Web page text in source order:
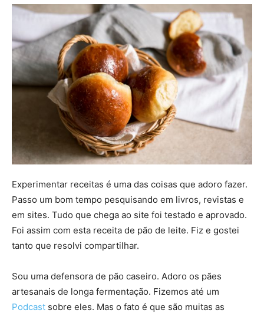
Experimentar receitas é uma das coisas que adoro fazer.
Passo um bom tempo pesquisando em livros, revistas e
em sites. Tudo que chega ao site foi testado e aprovado.
Foi assim com esta receita de pão de leite. Fiz e gostei
tanto que resolvi compartilhar.
Sou uma defensora de pão caseiro. Adoro os pães
artesanais de longa fermentação. Fizemos até um
Podcast sobre eles. Mas o fato é que são muitas as